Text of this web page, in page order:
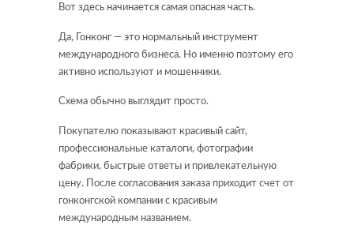
Вот здесь начинается самая опасная часть.
Да, Гонконг — это нормальный инструмент
международного бизнеса. Но именно поэтому его
активно используют и мошенники.
Схема обычно выглядит просто.
Покупателю показывают красивый сайт,
профессиональные каталоги, фотографии
фабрики, быстрые ответы и привлекательную
цену. После согласования заказа приходит счет от
гонконгской компании с красивым
международным названием.